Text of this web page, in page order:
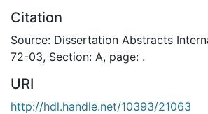
Citation
Source: Dissertation Abstracts
72-03, Section: A, page: .
URI
http://hdl.handle.net/10393/21063